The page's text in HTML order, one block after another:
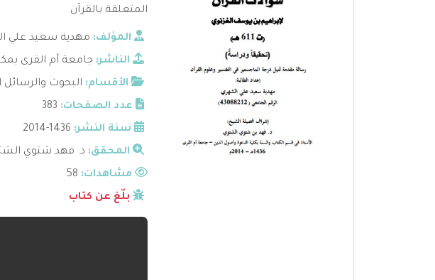
المتعلقة بالقرآن
المؤلف: مهدية سعيد علي
الناشر: جامعة أم القرى
الأقسام: البحوث والرسائل
عدد الصفحات: 383
سنة النشر: 1436-2014
المحقق: د. فهد شتوي
مشاهدات:
بلّغ عن كتاب